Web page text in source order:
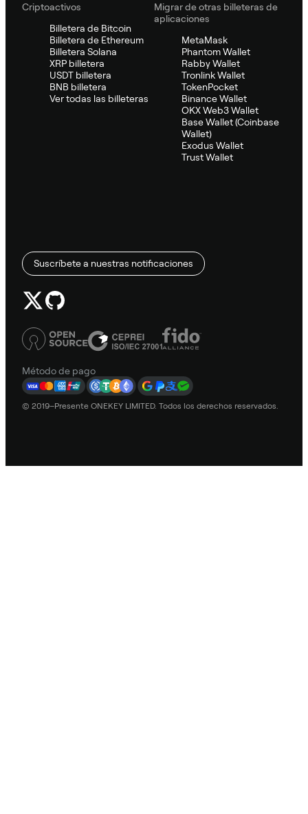
Criptoactivos
Billetera de Bitcoin
Billetera de Ethereum
Billetera Solana
XRP billetera
USDT billetera
BNB billetera
Ver todas las billeteras
Migrar de otras billeteras de
aplicaciones
MetaMask
Phantom Wallet
Rabby Wallet
Tronlink Wallet
TokenPocket
Binance Wallet
OKX Web3 Wallet
Base Wallet (Coinbase
Wallet)
Exodus Wallet
Trust Wallet
Suscríbete a nuestras notificaciones
Método de pago
© 2019–Presente ONEKEY LIMITED. Todos los derechos reservados.